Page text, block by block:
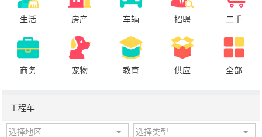
生活 房产 车辆 招聘 二手
商务 宠物 教育 供应 全部
工程车
选择地区 选择类型